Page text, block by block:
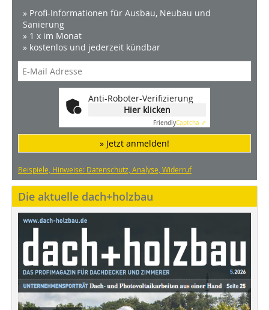
» Profi-Informationen für Ausbau, Neubau und
Sanierung
» 1 x im Monat
» kostenlos und jederzeit kündbar
Anti-Roboter-Verifizierung
Hier klicken
FriendlyCaptcha ⇗
» Jetzt anmelden!
Beispiele, Hinweise: Datenschutz, Analyse, Widerruf
Die aktuelle dach+holzbau